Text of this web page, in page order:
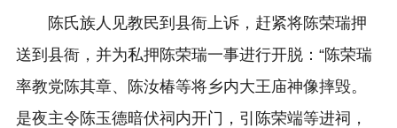
陈氏族人见教民到县衙上诉，赶紧将陈荣瑞押
送到县衙，并为私押陈荣瑞一事进行开脱：“陈荣瑞
率教党陈其章、陈汝椿等将乡内大王庙神像摔毁。
是夜主令陈玉德暗伏祠内开门，引陈荣端等进祠，